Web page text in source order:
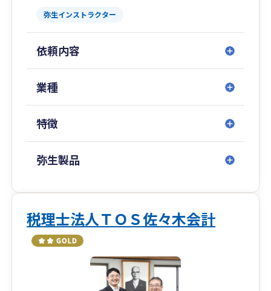
弊社では、銀行からの資金調達のサポートや通常
の税理士サービス（記帳、決算、確定申告）に加
え、未来会計、将来を見据えた成長サポートを行
っております。
ミッション 100年経営とワクワクする良い会社創
りを応援します
ビジョン 21世紀の日本経済を元気に！
バリュー お客様第一主義の実現を通じて、全社員
が幸せになり、社会に貢献する
弊社では、ビジョン式月次決算書を活用して「お
出るのか」をお伝えして、良い会社づくりの支援
をしております。
「税務だけじゃお客様の会社は良くならない。成
長発展もしない。企業の未来を一緒に創りた
弥生インストラクター
依頼内容
業種
特徴
弥生製品
税理士法人ＴＯＳ佐々木会計